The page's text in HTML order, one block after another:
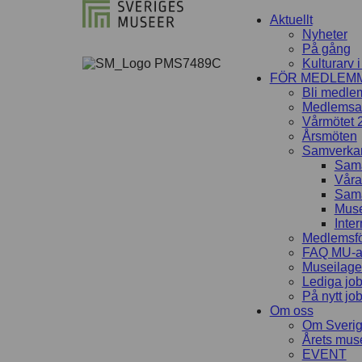
Aktuellt
Nyheter
På gång
Kulturarv
FÖR
Bli
Vårmötet
Årsmöten
FAQ MU-
Lediga
På nytt
Om oss
Om
Årets
EVENT